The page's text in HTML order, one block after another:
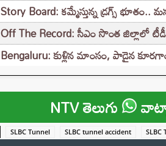
Story Board: కమ్మేస్తున్న డ్రగ్స్
Off The Record: సీఎం సొంత జిల్లాలో
Bengaluru: కుళ్లిన మాంసం, పాడైన
NTV తెలుగు
SLBC Tunnel SLBC tunnel accident SLBC